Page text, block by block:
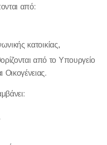
από:
κατοικίας,
από το Υπουργείο
Οικογένειας.